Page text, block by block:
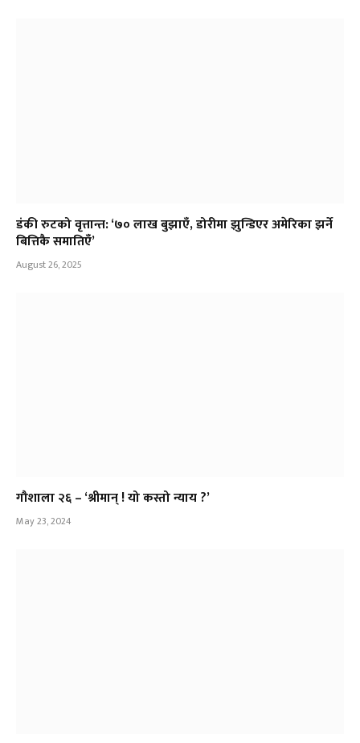
डंकी रुटको वृत्तान्त: ‘७० लाख बुझाएँ, डोरीमा झुन्डिएर अमेरिका झर्ने
बित्तिकै समातिएँ’
August 26, 2025
गौशाला २६ – ‘श्रीमान् ! यो कस्तो न्याय ?’
May 23, 2024